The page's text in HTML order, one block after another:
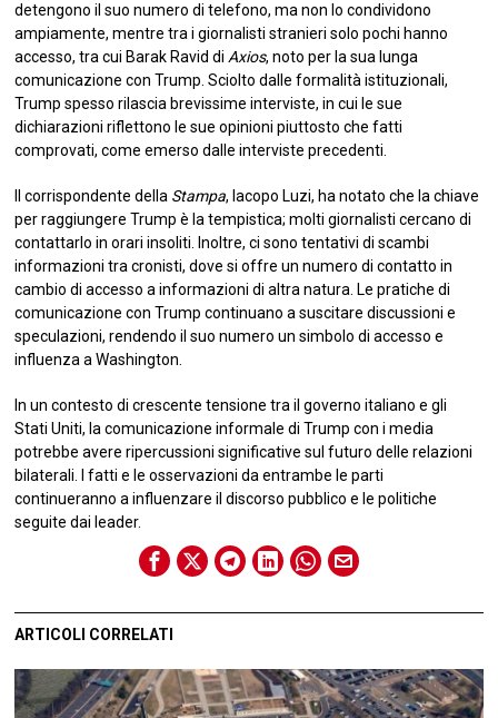
detengono il suo numero di telefono, ma non lo condividono
ampiamente, mentre tra i giornalisti stranieri solo pochi hanno
accesso, tra cui Barak Ravid diAxios, noto per la sua lunga
comunicazione con Trump. Sciolto dalle formalità istituzionali,
Trump spesso rilascia brevissime interviste, in cui le sue
dichiarazioni riflettono le sue opinioni piuttosto che fatti
comprovati, come emerso dalle interviste precedenti.
Il corrispondente della Stampa, Iacopo Luzi, ha notato che la chiave
per raggiungere Trump è la tempistica; molti giornalisti cercano di
contattarlo in orari insoliti. Inoltre, ci sono tentativi di scambi
informazioni tra cronisti, dove si offre un numero di contatto in
cambio di accesso a informazioni di altra natura. Le pratiche di
comunicazione con Trump continuano a suscitare discussioni e
speculazioni, rendendo il suo numero un simbolo di accesso e
influenza a Washington.
In un contesto di crescente tensione tra il governo italiano e gli
Stati Uniti, la comunicazione informale di Trump con i media
potrebbe avere ripercussioni significative sul futuro delle relazioni
bilaterali. I fatti e le osservazioni da entrambe le parti
continueranno a influenzare il discorso pubblico e le politiche
seguite dai leader.
ARTICOLI CORRELATI